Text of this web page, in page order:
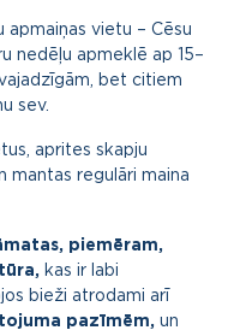
apmaiņas vietu – Cēsu
nedēļu apmeklē ap 15–
bet citiem
sev.
aprites skapju
mantas regulāri maina
piemēram,
kas ir labi
bieži atrodami arī
pazīmēm, un